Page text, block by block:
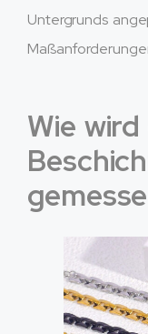
Untergrunds
Wie